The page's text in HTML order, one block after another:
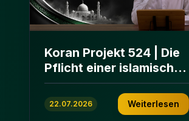
Koran Projekt 524 | Die
Pflicht einer islamischen
Gemeinschaft | Sure Āl
ʿImrān 103-112
22.07.2026 Weiterlesen